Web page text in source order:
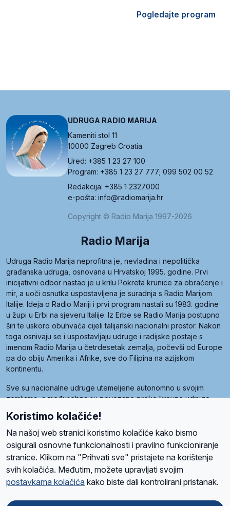
Pogledajte program
UDRUGA RADIO MARIJA
Kameniti stol 11
10000 Zagreb Croatia
Ured: +385 1 23 27 100
Program: +385 1 23 27 777; 099 502 00 52
Redakcija: +385 1 2327000
e-pošta: info@radiomarija.hr
Copyright © Radio Marija 1997-2026
Radio Marija
Udruga Radio Marija neprofitna je, nevladina i nepolitička
građanska udruga, osnovana u Hrvatskoj 1995. godine. Prvi
inicijativni odbor nastao je u krilu Pokreta krunice za obraćenje i
mir, a uoči osnutka uspostavljena je suradnja s Radio Marijom
Italije. Ideja o Radio Mariji i prvi program nastali su 1983. godine
u župi u Erbi na sjeveru Italije. Iz Erbe se Radio Marija postupno
širi te uskoro obuhvaća cijeli talijanski nacionalni prostor. Nakon
toga osnivaju se i uspostavljaju udruge i radijske postaje s
imenom Radio Marija u četrdesetak zemalja, počevši od Europe
pa do obiju Amerika i Afrike, sve do Filipina na azijskom
kontinentu.
Sve su nacionalne udruge utemeljene autonomno u svojim
zemljama, a međusobna su povezane preko krovne udruge
Radio Maria). Svjetsku obitelj utemeljilo je sedam članica, među
kojima je i hrvatska Udruga Radio Marija.
O namaRadio ProgramVolonteriPrijateljiKontaktPravila privatnosti
Ova stranica je zaštićena Google reCAPTCHA sustavom
Koristimo kolačiće!
Na našoj web stranici koristimo kolačiće kako bismo
osigurali osnovne funkcionalnosti i pravilno funkcioniranje
stranice. Klikom na "Prihvati sve" pristajete na korištenje
svih kolačića. Međutim, možete upravljati svojim
postavkama kolačića kako biste dali kontrolirani pristanak.